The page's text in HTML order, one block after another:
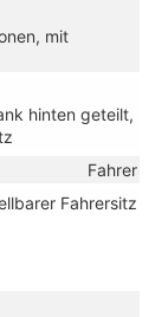
mit
hinten geteilt,
Fahrer
Fahrersitz